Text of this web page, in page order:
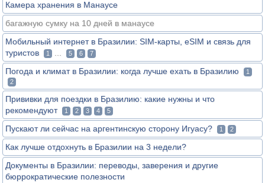
Камера хранения в Манаусе
багажную сумку на 10 дней в манаусе
Мобильный интернет в Бразилии: SIM-карты, eSIM и связь для
туристов
1 5 6 7
Погода и климат в Бразилии: когда лучше ехать в Бразилию
1
2
Прививки для поездки в Бразилию: какие нужны и что
рекомендуют
1 2 3 4 5
Пускают ли сейчас на аргентинскую сторону Игуасу? 1 2
Как лучше отдохнуть в Бразилии на 3 недели?
Документы в Бразилии: переводы, заверения и другие
бюррократические полезности